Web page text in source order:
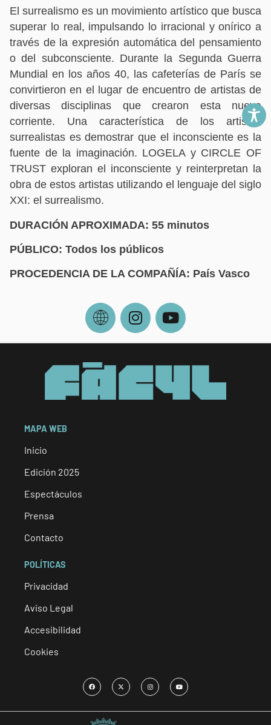
El surrealismo es un movimiento artístico que busca
superar lo real, impulsando lo irracional y onírico a
través de la expresión automática del pensamiento
o del subconsciente. Durante la Segunda Guerra
Mundial en los años 40, las cafeterías de París se
convirtieron en el lugar de encuentro de artistas de
diversas disciplinas que crearon esta nueva
corriente. Una característica de los artistas
surrealistas es demostrar que el inconsciente es la
fuente de la imaginación. LOGELA y CIRCLE OF
TRUST exploran el inconsciente y reinterpretan la
obra de estos artistas utilizando el lenguaje del siglo
XXI: el surrealismo.
DURACIÓN APROXIMADA: 55 minutos
PÚBLICO: Todos los públicos
PROCEDENCIA DE LA COMPAÑÍA: País Vasco
MAPA WEB
Inicio
Edición 2025
Espectáculos
Prensa
Contacto
POLÍTICAS
Privacidad
Aviso Legal
Accesibilidad
Cookies